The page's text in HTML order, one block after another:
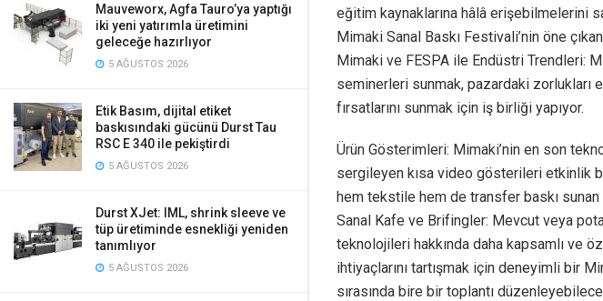
Mauveworx, Agfa Tauro’ya yaptığı
iki yeni yatırımla üretimini
geleceğe hazırlıyor
5 AĞUSTOS 2026
Etik Basım, dijital etiket
baskısındaki gücünü Durst Tau
RSC E 340 ile pekiştirdi
5 AĞUSTOS 2026
Durst XJet: IML, shrink sleeve ve
tüp üretiminde esnekliği yeniden
tanımlıyor
5 AĞUSTOS 2026
eğitim kaynaklarına hâlâ erişebilmelerini
Mimaki Sanal Baskı Festivali’nin öne
Mimaki ve FESPA ile Endüstri Trendleri:
seminerleri sunmak, pazardaki zorlukları
fırsatlarını sunmak için iş birliği yapıyor.
Ürün Gösterimleri: Mimaki’nin en son
sergileyen kısa video gösterileri etkinlik
hem tekstile hem de transfer baskı
Sanal Kafe ve Brifingler: Mevcut veya
teknolojileri hakkında daha kapsamlı ve
ihtiyaçlarını tartışmak için deneyimli bir
sırasında bire bir toplantı